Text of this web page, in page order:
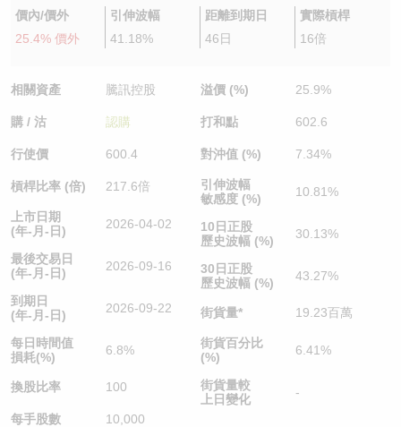
價內/價外
25.4% 價外
引伸波幅
41.18%
距離到期日
46日
實際槓桿
16倍
相關資產 騰訊控股
購 / 沽 認購
行使價 600.4
槓桿比率 (倍) 217.6倍
上市日期
(年-月-日)
2026-04-02
最後交易日
(年-月-日)
2026-09-16
到期日
(年-月-日)
2026-09-22
每日時間值
損耗(%)
6.8%
換股比率 100
每手股數 10,000
溢價 (%) 25.9%
打和點 602.6
對沖值 (%) 7.34%
引伸波幅
敏感度 (%)
10.81%
10日正股
歷史波幅 (%)
30.13%
30日正股
歷史波幅 (%)
43.27%
街貨量* 19.23百萬
街貨百分比
(%)
6.41%
街貨量較
上日變化
-